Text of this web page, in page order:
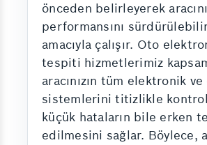
önceden belirleyerek
performansını
amacıyla çalışır. Oto
tespiti hizmetlerimiz
aracınızın tüm elektronik
sistemlerini titizlikle
küçük hataların bile erken
edilmesini sağlar. Böylece,